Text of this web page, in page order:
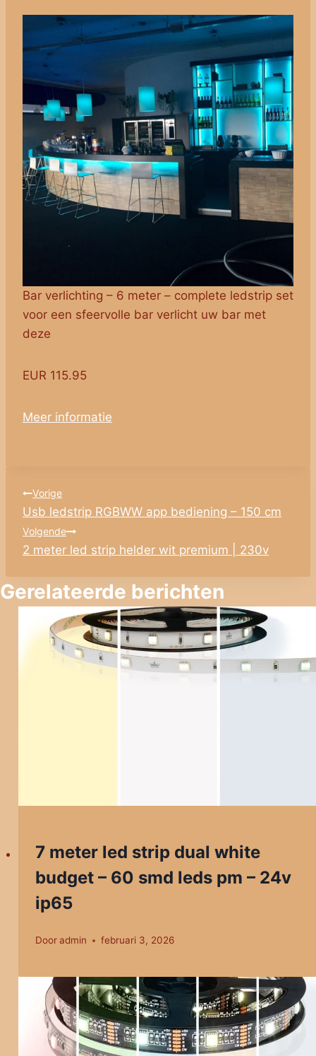
Bar verlichting – 6 meter – complete ledstrip set
voor een sfeervolle bar verlicht uw bar met
deze
EUR 115.95
Meer informatie
Bericht
navigatie
Vorige
Usb ledstrip RGBWW app bediening – 150 cm
Volgende
2 meter led strip helder wit premium | 230v
Gerelateerde berichten
7 meter led strip dual white
budget – 60 smd leds pm – 24v
ip65
Door admin februari 3, 2026